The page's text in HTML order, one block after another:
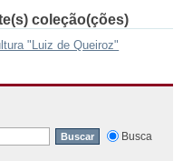
coleção(ções)
"Luiz de Queiroz"
Busca